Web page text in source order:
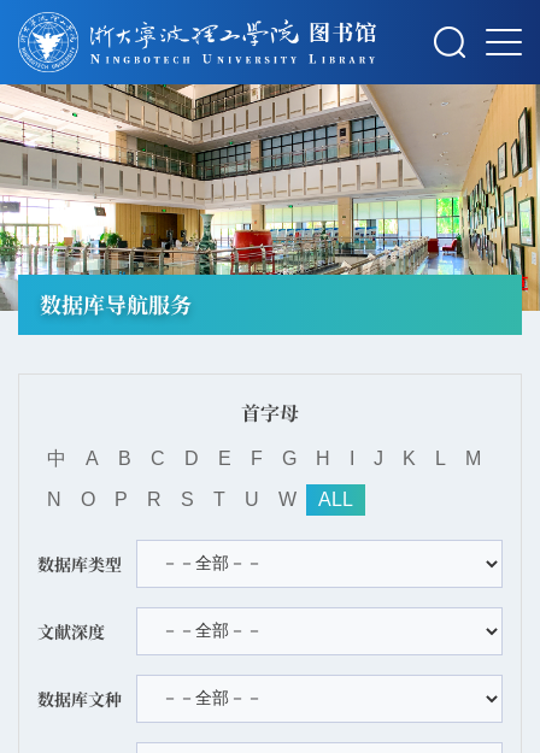
摄影：秋草
数据库导航服务
首字母
中 A B C D E F G H J K L
M
N
O P R S T U W ALL
数据库类型
文献深度
数据库文种